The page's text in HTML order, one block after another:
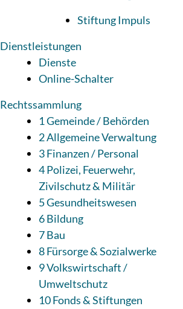
Stiftung Impuls
Dienstleistungen
Dienste
Online-Schalter
Rechtssammlung
1 Gemeinde / Behörden
2 Allgemeine Verwaltung
3 Finanzen / Personal
4 Polizei, Feuerwehr,
Zivilschutz & Militär
5 Gesundheitswesen
6 Bildung
7 Bau
8 Fürsorge & Sozialwerke
9 Volkswirtschaft /
Umweltschutz
10 Fonds & Stiftungen